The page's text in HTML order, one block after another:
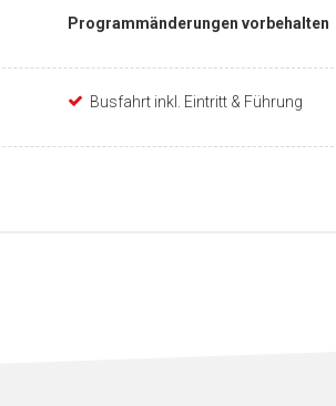
Programmänderungen vorbehalten
Busfahrt inkl. Eintritt & Führung